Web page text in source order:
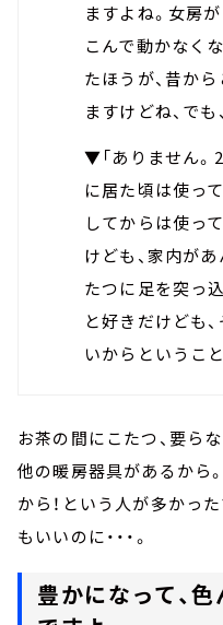
ますよね。女房
こんで動かなく
たほうが、昔か
ますけどね、でも
▼「ありません。
に居た頃は使っ
してからは使っ
けども、家内が
たつに足を突っ
と好きだけども
いからというこ
お茶の間にこたつ、要ら
他の暖房器具があるから
から！という人が多かっ
もいいのに・・・。
豊かになって、